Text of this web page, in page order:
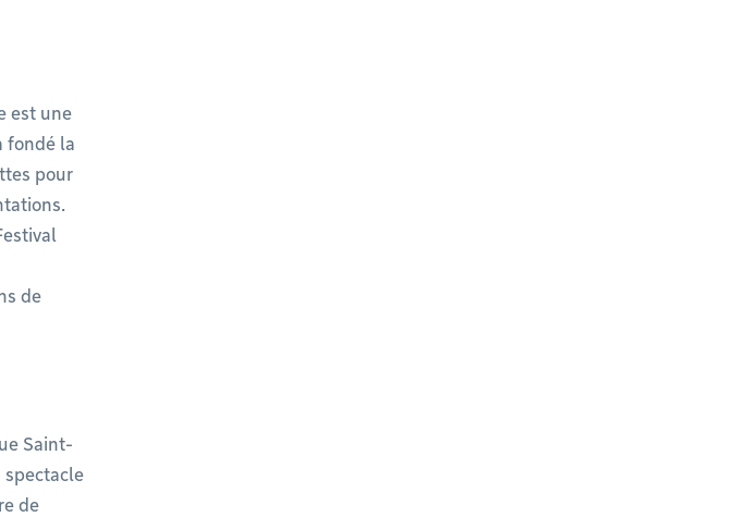
est une
fondé la
pour
de
Saint-
spectacle
de